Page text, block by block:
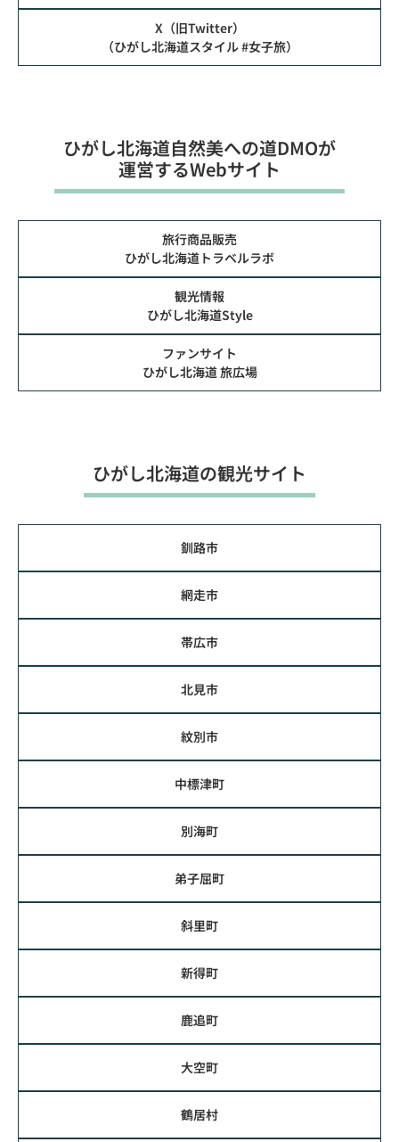
X（旧Twitter）
（ひがし北海道スタイル #女子旅）
ひがし北海道⾃然美への道DMOが
運営するWebサイト
旅行商品販売
ひがし北海道トラベルラボ
観光情報
ひがし北海道Style
ファンサイト
ひがし北海道 旅広場
ひがし北海道の観光サイト
釧路市
網走市
帯広市
北見市
紋別市
中標津町
別海町
弟子屈町
斜里町
新得町
鹿追町
大空町
鶴居村